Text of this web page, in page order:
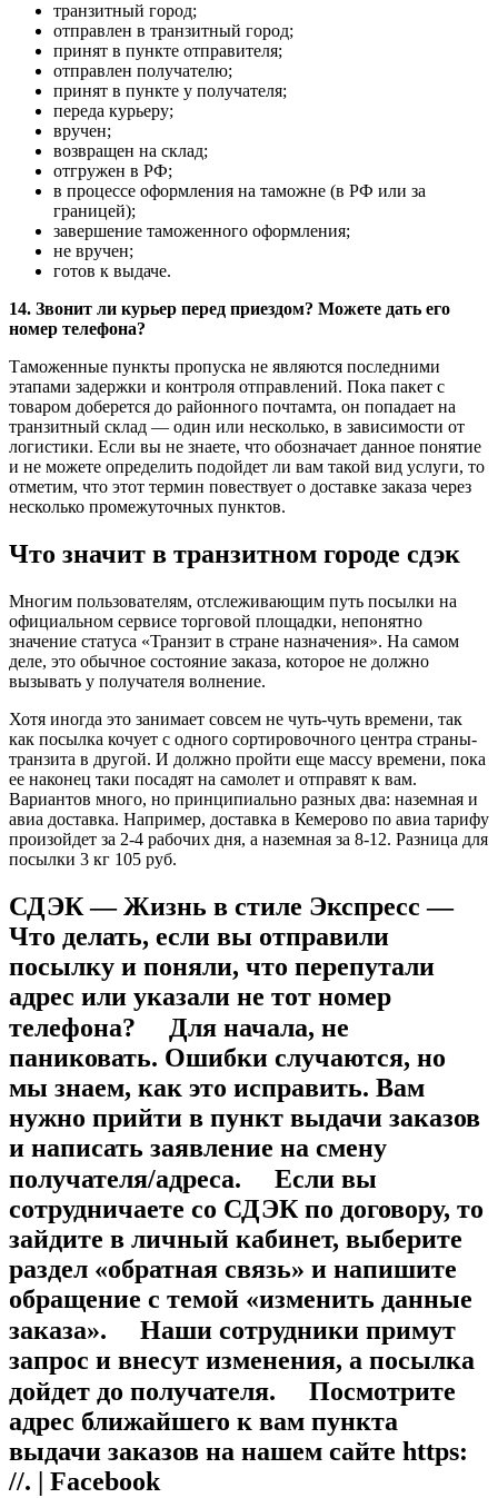
транзитный город;
отправлен в транзитный город;
принят в пункте отправителя;
отправлен получателю;
принят в пункте у получателя;
переда курьеру;
вручен;
возвращен на склад;
отгружен в РФ;
в процессе оформления на таможне (в РФ или за
границей);
завершение таможенного оформления;
не вручен;
готов к выдаче.
14. Звонит ли курьер перед приездом? Можете дать его
номер телефона?
Таможенные пункты пропуска не являются последними
этапами задержки и контроля отправлений. Пока пакет с
товаром доберется до районного почтамта, он попадает на
транзитный склад — один или несколько, в зависимости от
логистики. Если вы не знаете, что обозначает данное понятие
и не можете определить подойдет ли вам такой вид услуги, то
отметим, что этот термин повествует о доставке заказа через
несколько промежуточных пунктов.
Что значит в транзитном городе сдэк
Многим пользователям, отслеживающим путь посылки на
официальном сервисе торговой площадки, непонятно
значение статуса «Транзит в стране назначения». На самом
деле, это обычное состояние заказа, которое не должно
вызывать у получателя волнение.
Хотя иногда это занимает совсем не чуть-чуть времени, так
как посылка кочует с одного сортировочного центра страны-
транзита в другой. И должно пройти еще массу времени, пока
ее наконец таки посадят на самолет и отправят к вам.
Вариантов много, но принципиально разных два: наземная и
авиа доставка. Например, доставка в Кемерово по авиа тарифу
произойдет за 2-4 рабочих дня, а наземная за 8-12. Разница для
посылки 3 кг 105 руб.
СДЭК — Жизнь в стиле Экспресс —
Что делать, если вы отправили
посылку и поняли, что перепутали
адрес или указали не тот номер
телефона? ⠀ Для начала, не
паниковать. Ошибки случаются, но
мы знаем, как это исправить. Вам
нужно прийти в пункт выдачи заказов
и написать заявление на смену
получателя/адреса. ⠀ Если вы
сотрудничаете со СДЭК по договору, то
зайдите в личный кабинет, выберите
раздел «обратная связь» и напишите
обращение с темой «изменить данные
заказа». ⠀ Наши сотрудники примут
запрос и внесут изменения, а посылка
дойдет до получателя. ⠀ Посмотрите
адрес ближайшего к вам пункта
выдачи заказов на нашем сайте https:
//. | Facebook